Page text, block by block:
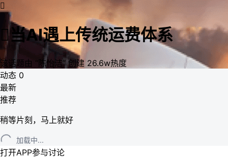

当AI遇上传统运费体系
该话题由 “陈怡洁”创建 26.6w热度
动态 0
最新
推荐
稍等片刻，马上就好
加载中...
打开APP参与讨论